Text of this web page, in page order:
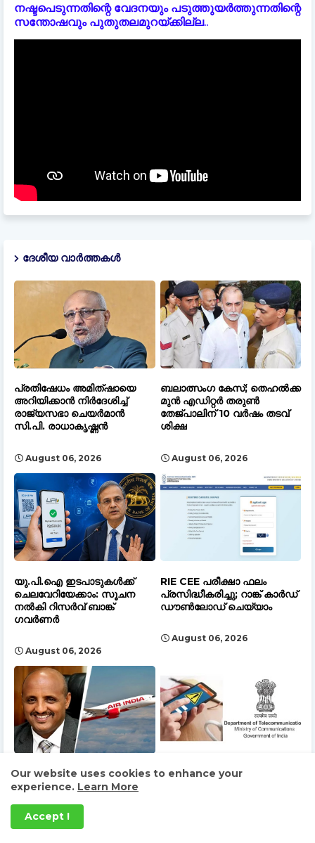
നഷ്ടപെടുന്നതിന്റെ വേദനയും പടുത്തുയർത്തുന്നതിന്റെ
സന്തോഷവും പുതുതലമുറയ്ക്കില്ല..
ദേശീയ വാർത്തകൾ
പ്രതിഷേധം അമിത്ഷായെ
അറിയിക്കാൻ നിർദേശിച്ച്
രാജ്യസഭാ ചെയർമാൻ
സി.പി. രാധാകൃഷ്ണൻ
August 06, 2026
ബലാത്സംഗ കേസ്; തെഹൽക്ക
മുൻ എഡിറ്റർ തരുൺ
തേജ്പാലിന് 10 വർഷം തടവ്
ശിക്ഷ
August 06, 2026
യു.പി.ഐ ഇടപാടുകൾക്ക്
ചെലവേറിയേക്കാം: സൂചന
നൽകി റിസർവ് ബാങ്ക്
ഗവർണർ
August 06, 2026
RIE CEE പരീക്ഷാ ഫലം
പ്രസിദ്ധീകരിച്ചു; റാങ്ക് കാർഡ്
ഡൗൺലോഡ് ചെയ്യാം
August 06, 2026
പ്രതിസന്ധികളെ മറികടക്കാൻ
എയർ ഇന്ത്യ: പുതിയ
ജെബ്രെമറിയം
ഇന്റർനെറ്റ് തടസ്സപ്പെട്ടാൽ
Our website uses cookies to enhance your
experience. Learn More
Accept !